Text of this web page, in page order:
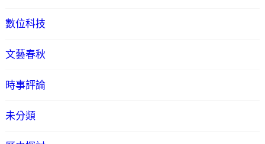
數位科技
文藝春秋
時事評論
未分類